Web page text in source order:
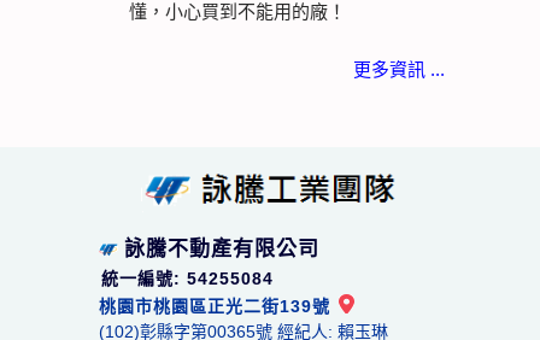
懂，小心買到不能用的廠！
更多資訊 ...
詠騰不動產有限公司
統一編號: 54255084
桃園市桃園區正光二街139號
(102)彰縣字第00365號 經紀人: 賴玉琳